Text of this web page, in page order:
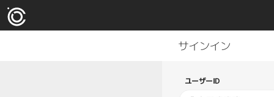
ユーザーID